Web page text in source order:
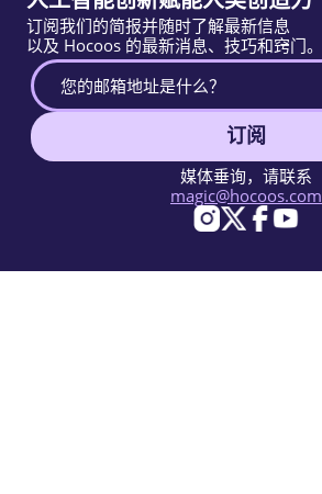
订阅我们的简报并随时了解最新信息
以及 Hocoos 的最新消息、技巧和窍门。
订阅
媒体垂询，请联系
magic@hocoos.com